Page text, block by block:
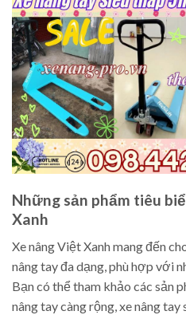
Những sản phẩm tiêu
Xanh
Xe nâng Việt Xanh mang đến
nâng tay đa dạng, phù hợp với
Bạn có thể tham khảo các sản
nâng tay càng rộng, xe nâng